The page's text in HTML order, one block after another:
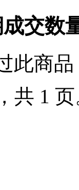
交数
此商品
共 1